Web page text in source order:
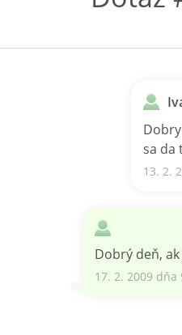
sa da
13. 2.
Dobrý deň,
17. 2. 2009 dňa